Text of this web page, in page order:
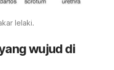
lelaki.
wujud di